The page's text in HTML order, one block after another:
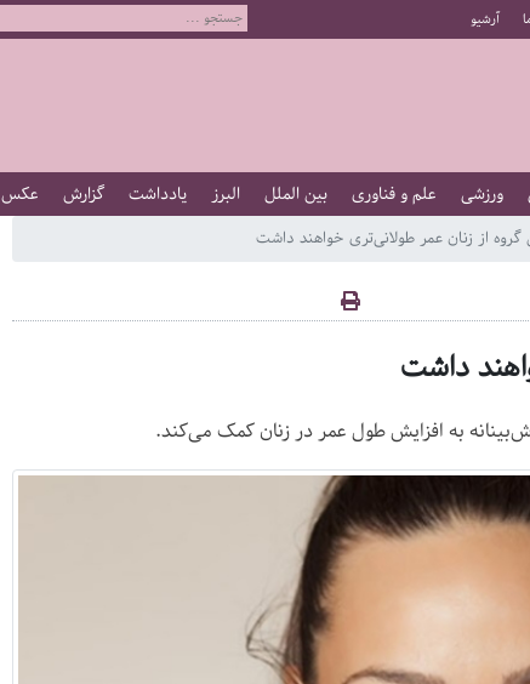
آرشیو
ورزشی علم و فناوری بین الملل البرز یادداشت گزارش عکس
گروه از زنان عمر طولانی‌تری خواهند داشت
داشت
به افزایش طول عمر در زنان کمک می‌کند.